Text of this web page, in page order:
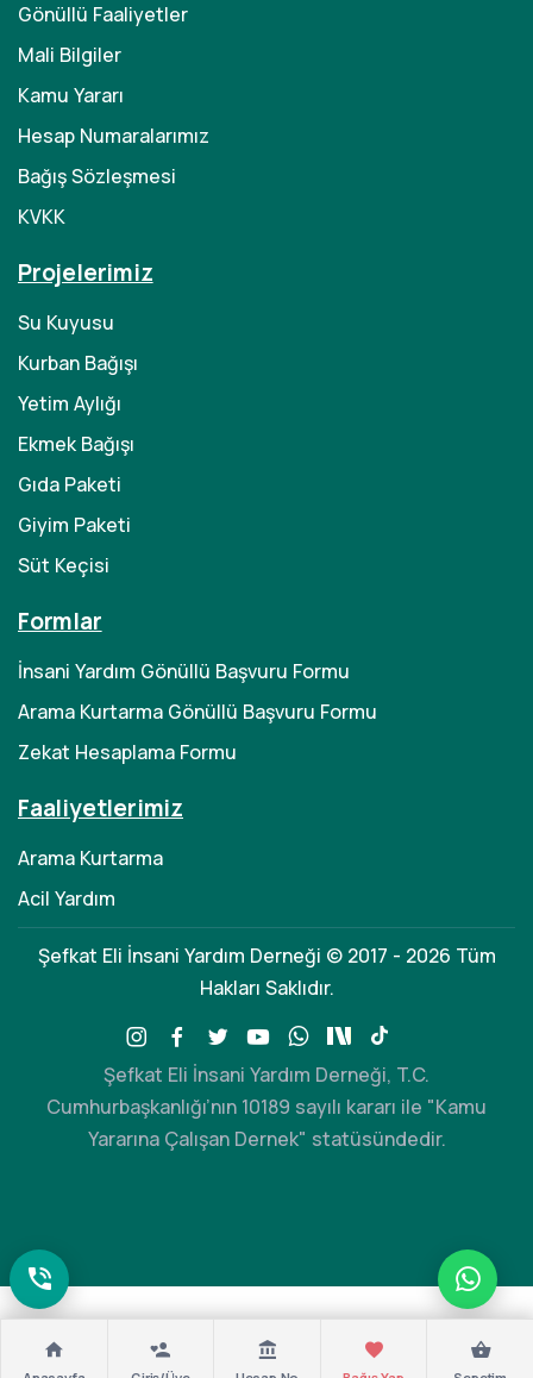
Gönüllü Faaliyetler
Mali Bilgiler
Kamu Yararı
Hesap Numaralarımız
Bağış Sözleşmesi
KVKK
Projelerimiz
Su Kuyusu
Kurban Bağışı
Yetim Aylığı
Ekmek Bağışı
Gıda Paketi
Giyim Paketi
Süt Keçisi
Formlar
İnsani Yardım Gönüllü Başvuru Formu
Arama Kurtarma Gönüllü Başvuru Formu
Zekat Hesaplama Formu
Faaliyetlerimiz
Arama Kurtarma
Acil Yardım
Şefkat Eli İnsani Yardım Derneği © 2017 - 2026 Tüm
Hakları Saklıdır.
Şefkat Eli İnsani Yardım Derneği, T.C.
Cumhurbaşkanlığı’nın 10189 sayılı kararı ile "Kamu
Yararına Çalışan Dernek" statüsündedir.